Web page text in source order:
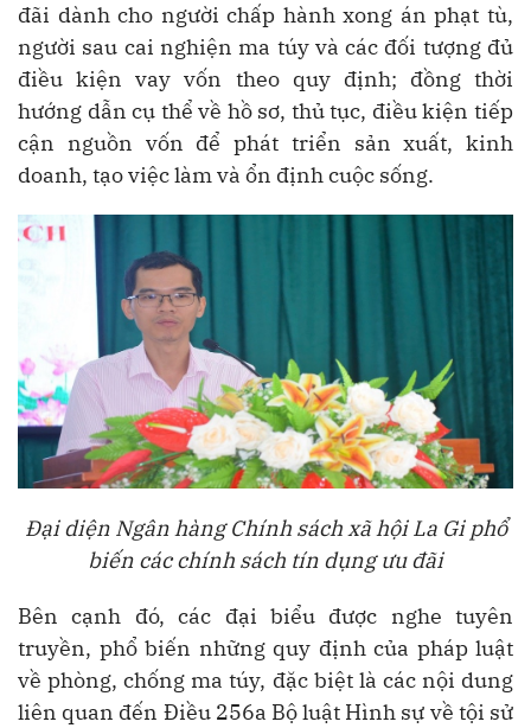
đãi dành cho người chấp hành xong án phạt tù,
người sau cai nghiện ma túy và các đối tượng đủ
điều kiện vay vốn theo quy định; đồng thời
hướng dẫn cụ thể về hồ sơ, thủ tục, điều kiện tiếp
cận nguồn vốn để phát triển sản xuất, kinh
doanh, tạo việc làm và ổn định cuộc sống.
Đại diện Ngân hàng Chính sách xã hội La Gi phổ
biến các chính sách tín dụng ưu đãi
Bên cạnh đó, các đại biểu được nghe tuyên
truyền, phổ biến những quy định của pháp luật
về phòng, chống ma túy, đặc biệt là các nội dung
liên quan đến Điều 256a Bộ luật Hình sự về tội sử